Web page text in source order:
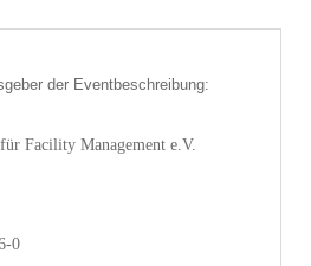
der Eventbeschreibung:
Facility Management e.V.
0